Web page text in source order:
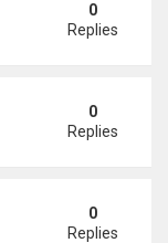
400 triệu đồng/
0
Replies
- Tạ Đình Phong
0
Replies
xã
0
Replies